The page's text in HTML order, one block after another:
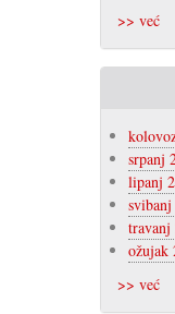
>> već
srpanj
lipanj
travanj
ožujak
>> već